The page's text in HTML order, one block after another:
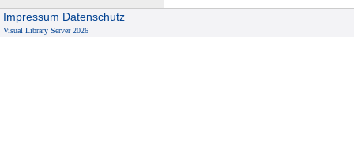
Impressum Datenschutz
Visual Library Server 2026